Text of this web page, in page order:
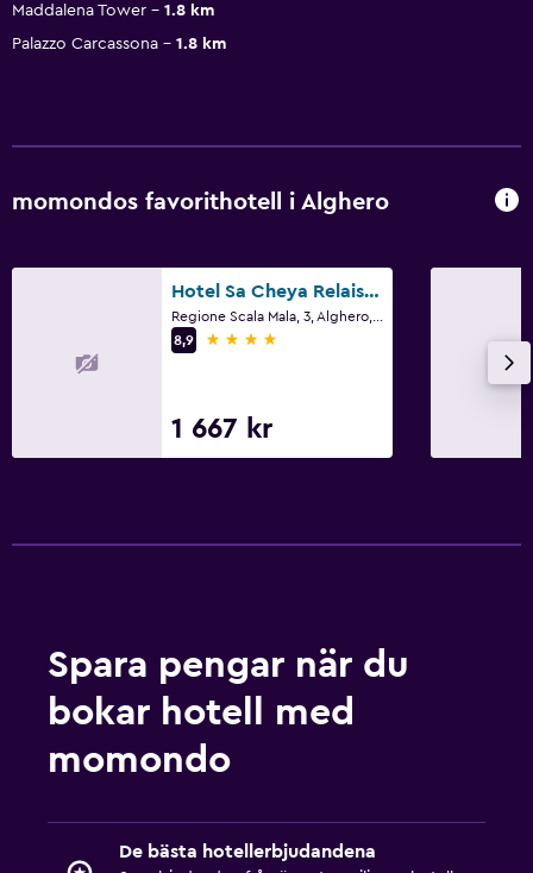
Maddalena Tower
1.8 km
Palazzo Carcassona
1.8 km
momondos favorithotell i Alghero
Hotel Sa Cheya Relais & Spa
8,9
4 stjärnor
1 667 kr
Spara pengar när du
bokar hotell med
momondo
De bästa hotellerbjudandena